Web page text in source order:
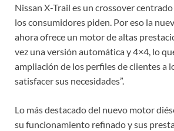
Nissan X-Trail es un crossover
los consumidores piden. Por eso la
ahora ofrece un motor de altas
vez una versión automática y 4×4, lo
ampliación de los perfiles de clientes a
satisfacer sus necesidades”.
Lo más destacado del nuevo motor
su funcionamiento refinado y sus